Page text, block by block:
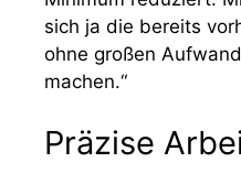
sich ja die bereits
ohne großen
machen.“
Präzise